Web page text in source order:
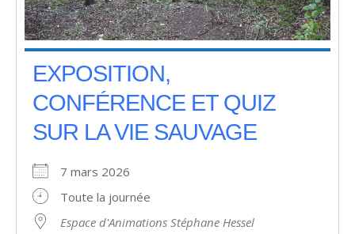
EXPOSITION,
CONFÉRENCE ET QUIZ
SUR LA VIE SAUVAGE
7 mars 2026
Toute la journée
Espace d'Animations Stéphane Hessel